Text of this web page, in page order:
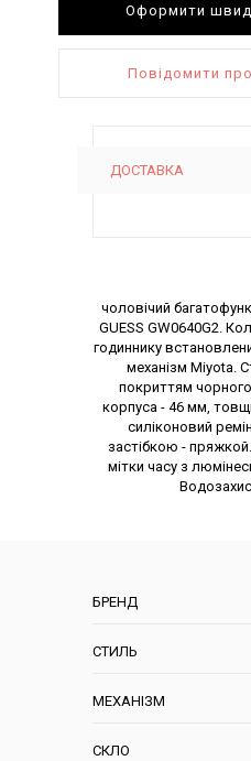
Оформити
Повідомити
ДОСТАВКА
БРЕНД
СТИЛЬ
МЕХАНІЗМ
СКЛО
Опис товару
чоловічий
GUESS GW0640G2.
годиннику
механізм Miyota.
покриттям
корпуса - 46 мм,
силіконовий
застібкою -
мітки часу з